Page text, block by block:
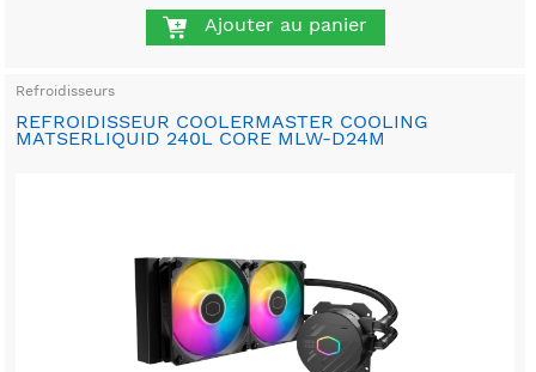
Ajouter au panier
Refroidisseurs
REFROIDISSEUR COOLERMASTER COOLING
MATSERLIQUID 240L CORE MLW-D24M